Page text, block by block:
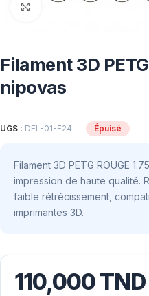
Click to enlarge
Filament 3D
nipovas
UGS : DFL-01-F24 Épuisé
Filament 3D PETG ROUGE
impression de haute qualité.
faible rétrécissement,
imprimantes 3D.
110,000TND